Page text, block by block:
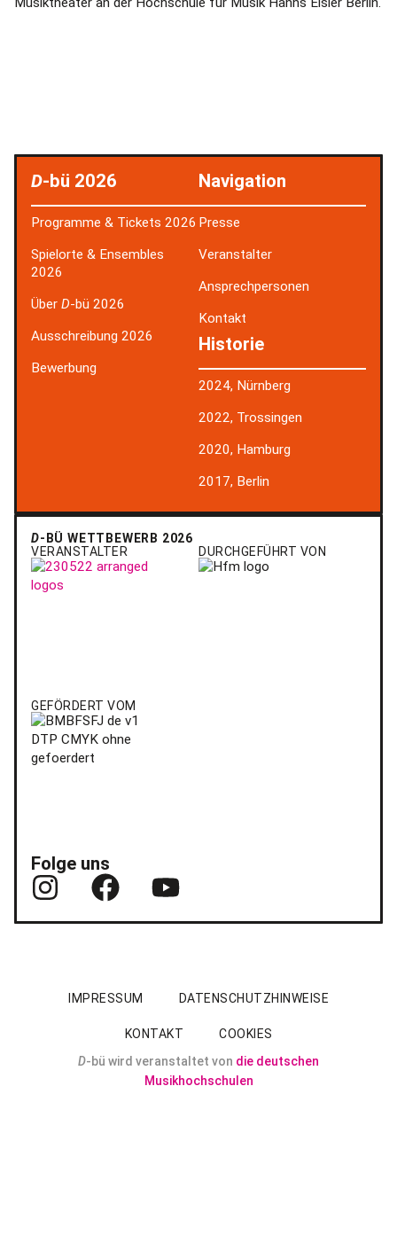
D-bü 2026
Programme & Tickets 2026
Spielorte & Ensembles
2026
Über D-bü 2026
Ausschreibung 2026
Bewerbung
Navigation
Presse
Veranstalter
Ansprechpersonen
Kontakt
Historie
2024, Nürnberg
2022, Trossingen
2020, Hamburg
2017, Berlin
D-BÜ WETTBEWERB 2026
VERANSTALTER
DURCHGEFÜHRT VON
GEFÖRDERT VOM
Folge uns
IMPRESSUM DATENSCHUTZHINWEISE
KONTAKT
COOKIES
D-bü wird veranstaltet von die deutschen
Musikhochschulen